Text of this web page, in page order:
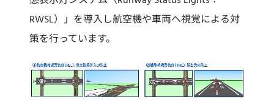
RWSL）」を導入し航空機や車両へ視覚による対
策を行っています。